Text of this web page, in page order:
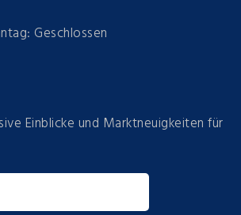
Geschlossen
Einblicke und Marktneuigkeiten für